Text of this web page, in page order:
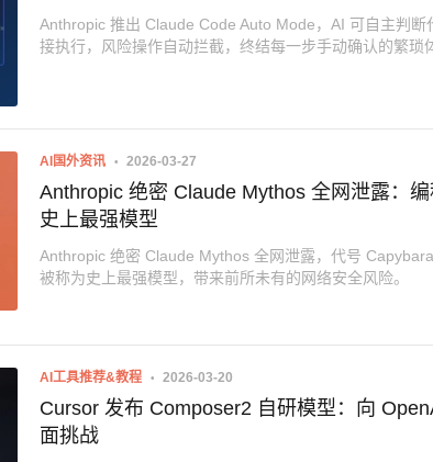
Anthropic 推出 Claude Code Auto Mode，AI 可自主判断
接执行，风险操作自动拦截，终结每一步手动确认的繁琐
AI国外资讯 2026-03-27
Anthropic 绝密 Claude Mythos 全网泄露：编
史上最强模型
Anthropic 绝密 Claude Mythos 全网泄露，代号
被称为史上最强模型，带来前所未有的网络安全风险。
AI工具推荐&教程 2026-03-20
Cursor 发布 Composer2 自研模型：向
面挑战